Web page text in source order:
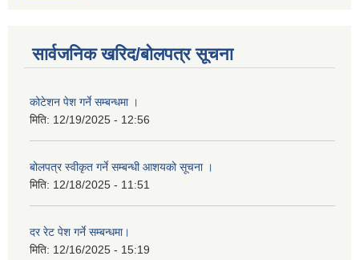
सार्वजनिक खरिद/बोलपत्र सूचना
कोटेशन पेश गर्ने सम्बन्धमा ।
मिति: 12/19/2025 - 12:56
बोलपत्र स्वीकृत गर्ने सम्बन्धी आशयको सूचना ।
मिति: 12/18/2025 - 11:51
दर रेट पेश गर्ने सम्बन्धमा।
मिति: 12/16/2025 - 15:19